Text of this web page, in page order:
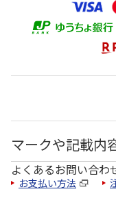
マークや記載内
よくあるお問い合わ
お支払い方法